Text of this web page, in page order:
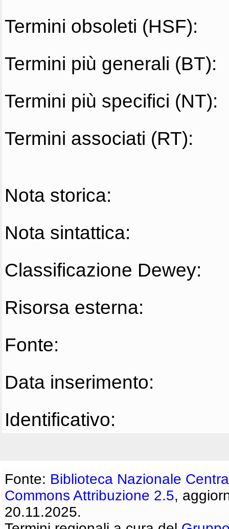
Termini obsoleti (HSF):
Termini più generali (BT):
Termini più specifici (NT):
Termini associati (RT):
Nota storica:
Nota sintattica:
Classificazione Dewey:
Risorsa esterna:
Fonte:
Data inserimento:
Identificativo:
Fonte: Biblioteca Nazionale
Commons Attribuzione 2.5,
20.11.2025.